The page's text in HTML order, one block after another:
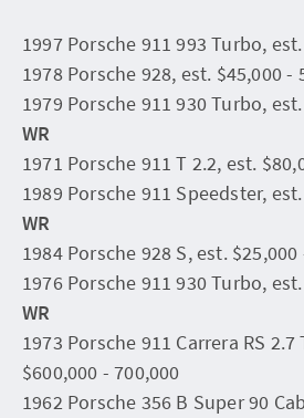
1997 Porsche 911 993 Turbo,
1978 Porsche 928, est. $45,000 -
1979 Porsche 911 930 Turbo,
WR
1971 Porsche 911 T 2.2, est.
1989 Porsche 911 Speedster,
WR
1984 Porsche 928 S, est.
1976 Porsche 911 930 Turbo,
WR
1973 Porsche 911 Carrera RS
$600,000 - 700,000
1962 Porsche 356 B Super 90